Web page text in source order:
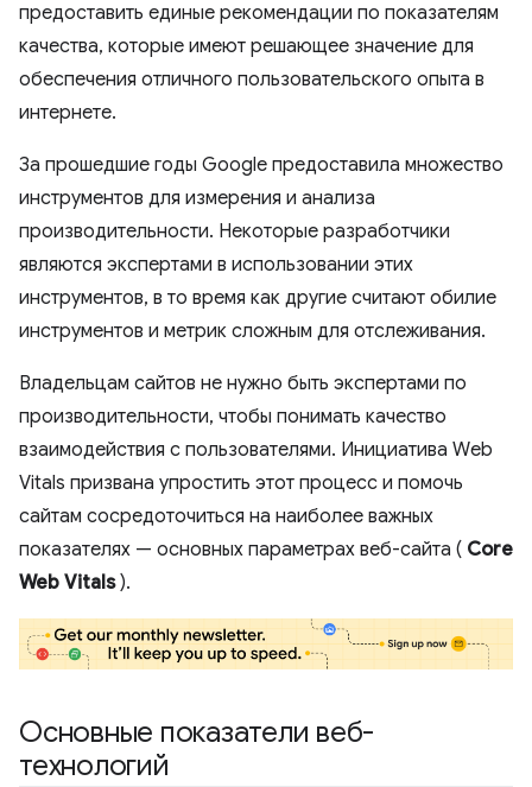
предоставить единые рекомендации по показателям
качества, которые имеют решающее значение для
обеспечения отличного пользовательского опыта в
интернете.
За прошедшие годы Google предоставила множество
инструментов для измерения и анализа
производительности. Некоторые разработчики
являются экспертами в использовании этих
инструментов, в то время как другие считают обилие
инструментов и метрик сложным для отслеживания.
Владельцам сайтов не нужно быть экспертами по
производительности, чтобы понимать качество
взаимодействия с пользователями. Инициатива Web
Vitals призвана упростить этот процесс и помочь
сайтам сосредоточиться на наиболее важных
показателях — основных параметрах веб-сайта ( Core
Web Vitals).
Основные показатели веб-
технологий